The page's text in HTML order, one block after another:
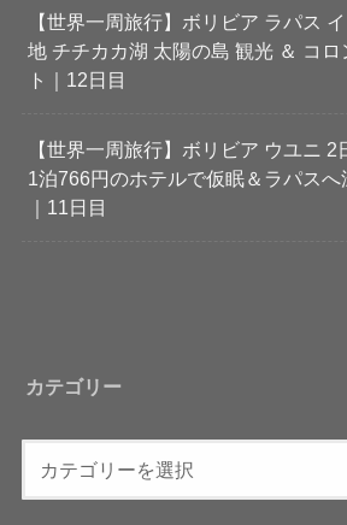
【世界一周旅行】ボリビア ラパス
地 チチカカ湖 太陽の島 観光 ＆ コロ
ト｜12日目
【世界一周旅行】ボリビア ウユニ 2
1泊766円のホテルで仮眠＆ラパスへ
｜11日目
カテゴリー